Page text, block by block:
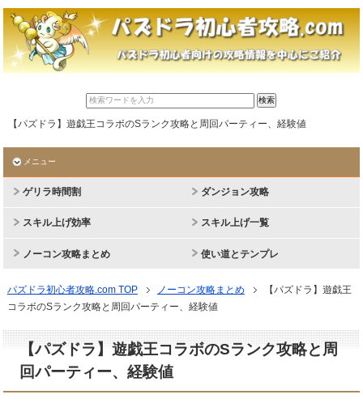
【パズドラ】遊戯王コラボのSランク攻略と周回パーティー、経験値
メニュー
ゲリラ時間割 ダンジョン攻略
スキル上げ効率 スキル上げ一覧
ノーコン攻略まとめ 使い道とテンプレ
パズドラ初心者攻略.com TOP ノーコン攻略まとめ
【パズドラ】遊戯王
コラボのSランク攻略と周回パーティー、経験値
【パズドラ】遊戯王コラボのSランク攻略と周
回パーティー、経験値